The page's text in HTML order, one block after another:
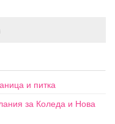
и питка
за Коледа и Нова